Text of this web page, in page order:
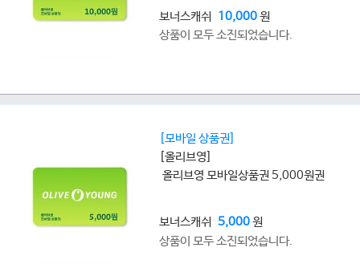
보너스캐쉬 10,000원
상품이 모두 소진되었습니다.
[모바일 상품권]
[올리브영]
올리브영 모바일상품권 5,000원권
보너스캐쉬 5,000원
상품이 모두 소진되었습니다.